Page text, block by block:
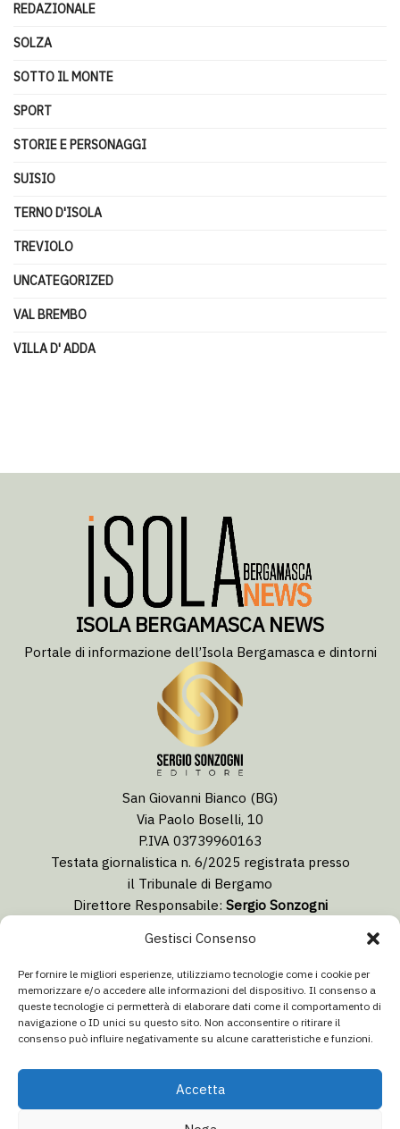
Gestisci Consenso
Per fornire le migliori esperienze, utilizziamo tecnologie come i cookie per
memorizzare e/o accedere alle informazioni del dispositivo. Il consenso a
queste tecnologie ci permetterà di elaborare dati come il comportamento di
navigazione o ID unici su questo sito. Non acconsentire o ritirare il
consenso può influire negativamente su alcune caratteristiche e funzioni.
Accetta
REDAZIONALE
SOLZA
SOTTO IL MONTE
SPORT
STORIE E PERSONAGGI
SUISIO
TERNO D'ISOLA
TREVIOLO
UNCATEGORIZED
VAL BREMBO
VILLA D' ADDA
ISOLA BERGAMASCA NEWS
Portale di informazione dell’Isola Bergamasca e dintorni
San Giovanni Bianco (BG)
Via Paolo Boselli, 10
P.IVA 03739960163
Testata giornalistica n. 6/2025 registrata presso
il Tribunale di Bergamo
Direttore Responsabile: Sergio Sonzogni
redazione@isolabergamascanews.it
info@italiacommunication.com
Telefono: 0345 41834